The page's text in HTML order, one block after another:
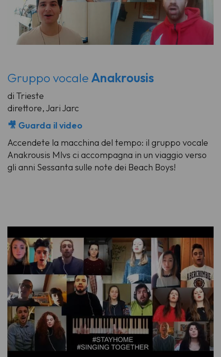
Gruppo vocaleAnakrousis
di Trieste
direttore, Jari Jarc
🎥 Guarda il video
Accendete la macchina del tempo: il gruppo vocale
Anakrousis Mlvs ci accompagna in un viaggio verso
gli anni Sessanta sulle note dei Beach Boys!